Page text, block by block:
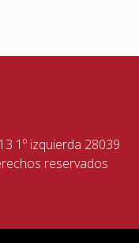
1º izquierda 28039
reservados